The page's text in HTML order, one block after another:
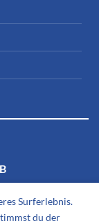
Surferlebnis.
du der